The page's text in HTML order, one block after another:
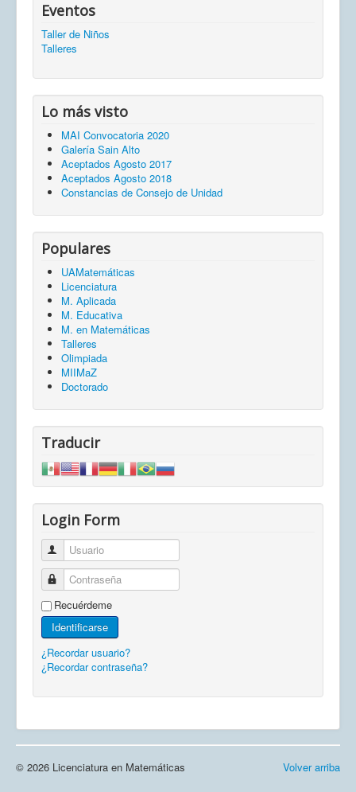
Eventos
Taller de Niños
Talleres
Lo más visto
MAI Convocatoria 2020
Galería Sain Alto
Aceptados Agosto 2017
Aceptados Agosto 2018
Constancias de Consejo de Unidad
Populares
UAMatemáticas
Licenciatura
M. Aplicada
M. Educativa
M. en Matemáticas
Talleres
Olimpiada
MIIMaZ
Doctorado
Traducir
Login Form
Usuario
Contraseña
Recuérdeme
Identificarse
¿Recordar usuario?
¿Recordar contraseña?
Volver arriba
© 2026 Licenciatura en Matemáticas